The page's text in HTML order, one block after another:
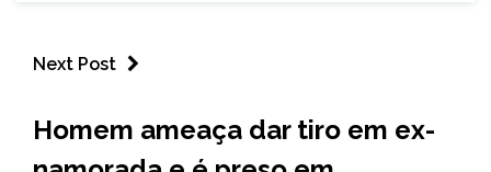
Next Post
MINAS
GERAIS
Homem ameaça dar tiro em ex-